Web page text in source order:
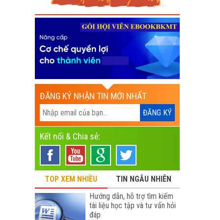
ĐĂNG KÝ NHẬN TIN MỚI NHẤT
Kết nối & Chia sẻ:
TOP XEM NHIỀU
TIN NGẪU NHIÊN
Hướng dẫn, hỗ trợ tìm kiếm
tài liệu học tập và tư vấn hỏi
đáp